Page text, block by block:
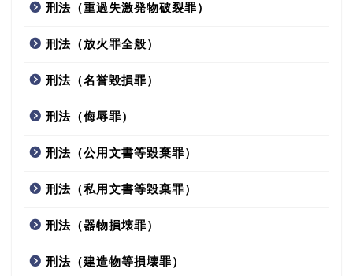
刑法（重過失激発物破裂罪）
刑法（放火罪全般）
刑法（名誉毀損罪）
刑法（侮辱罪）
刑法（公用文書等毀棄罪）
刑法（私用文書等毀棄罪）
刑法（器物損壊罪）
刑法（建造物等損壊罪）